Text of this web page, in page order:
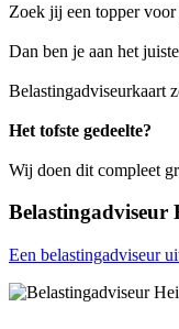
Zoek jij een topper
Dan ben je aan het
Belastingadviseurkaart
Het tofste gedeelte?
Wij doen dit compleet
Belastingadviseur
Een belastingadviseur